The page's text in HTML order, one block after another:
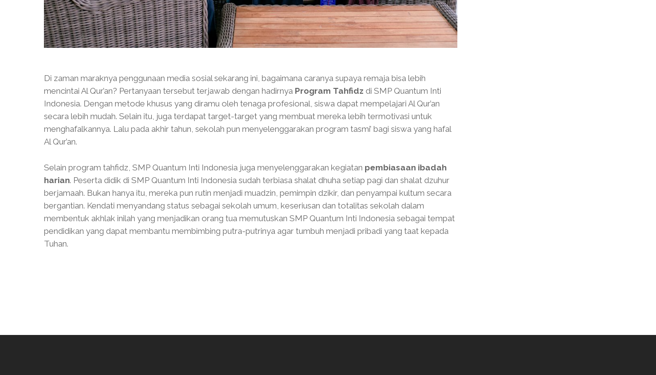
Di zaman maraknya penggunaan media sosial sekarang ini, bagaimana caranya supaya remaja bisa lebih
mencintai Al Qur’an? Pertanyaan tersebut terjawab dengan hadirnya Program Tahfidz di SMP Quantum Inti
Indonesia. Dengan metode khusus yang diramu oleh tenaga profesional, siswa dapat mempelajari Al Qur’an
secara lebih mudah. Selain itu, juga terdapat target-target yang membuat mereka lebih termotivasi untuk
menghafalkannya. Lalu pada akhir tahun, sekolah pun menyelenggarakan program tasmi’ bagi siswa yang hafal
Al Qur’an.
Selain program tahfidz, SMP Quantum Inti Indonesia juga menyelenggarakan kegiatan pembiasaan ibadah
harian. Peserta didik di SMP Quantum Inti Indonesia sudah terbiasa shalat dhuha setiap pagi dan shalat dzuhur
berjamaah. Bukan hanya itu, mereka pun rutin menjadi muadzin, pemimpin dzikir, dan penyampai kultum secara
bergantian. Kendati menyandang status sebagai sekolah umum, keseriusan dan totalitas sekolah dalam
membentuk akhlak inilah yang menjadikan orang tua memutuskan SMP Quantum Inti Indonesia sebagai tempat
pendidikan yang dapat membantu membimbing putra-putrinya agar tumbuh menjadi pribadi yang taat kepada
Tuhan.